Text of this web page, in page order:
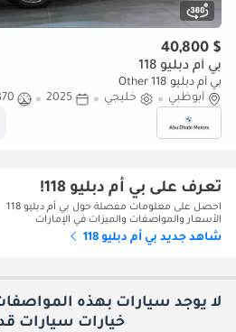
$ 40,800
بي أم دبليو 118
بي أم دبليو 118 Other
أبوظبي
خليجي 2025
9,370
تعرف على بي أم دبليو 118!
احصل على معلومات مفصلة حول بي أم دبليو 118
الأسعار والمواصفات والميزات في الإمارات
شاهد جديد بي أم دبليو 118
لا يوجد سيارات بهذه
خيارات سيارات